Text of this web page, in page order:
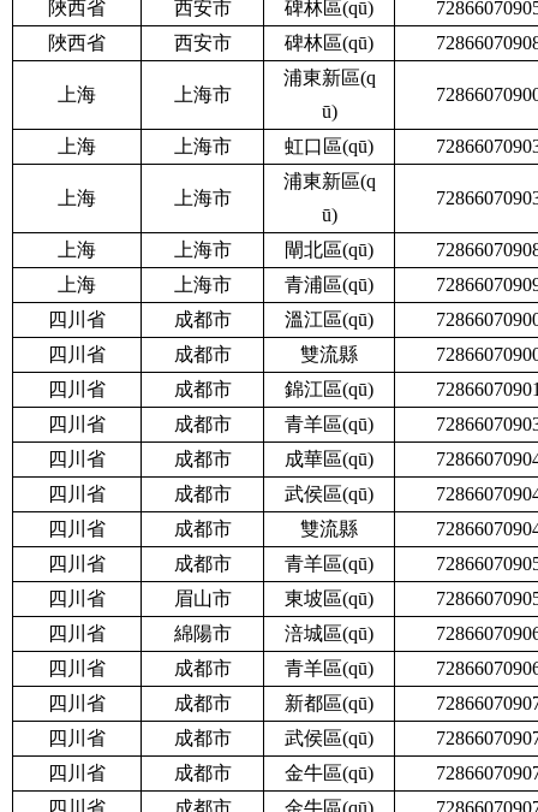
陜西省
西安市 碑林區(qū)
陜西省
西安市 碑林區(qū)
上海 上海市
浦東新區(q
ū)
上海 上海市 虹口區(qū)
上海 上海市
浦東新區(q
ū)
上海 上海市 閘北區(qū)
上海
上海市 青浦區(qū)
四川省
成都市 溫江區(qū)
四川省
成都市 雙流縣
四川省
成都市 錦江區(qū)
四川省
成都市 青羊區(qū)
四川省
成都市 成華區(qū)
四川省
成都市 武侯區(qū)
四川省
成都市 雙流縣
四川省
成都市 青羊區(qū)
四川省
眉山市 東坡區(qū)
四川省
綿陽市 涪城區(qū)
四川省
成都市 青羊區(qū)
四川省
成都市 新都區(qū)
四川省
成都市 武侯區(qū)
四川省
成都市 金牛區(qū)
四川省
成都市 金牛區(qū)